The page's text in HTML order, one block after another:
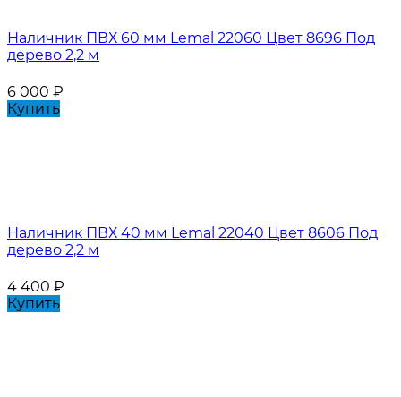
Наличник ПВХ 60 мм Lemal 22060 Цвет 8696 Под
дерево 2,2 м
6 000 ₽
Купить
Наличник ПВХ 40 мм Lemal 22040 Цвет 8606 Под
дерево 2,2 м
4 400 ₽
Купить